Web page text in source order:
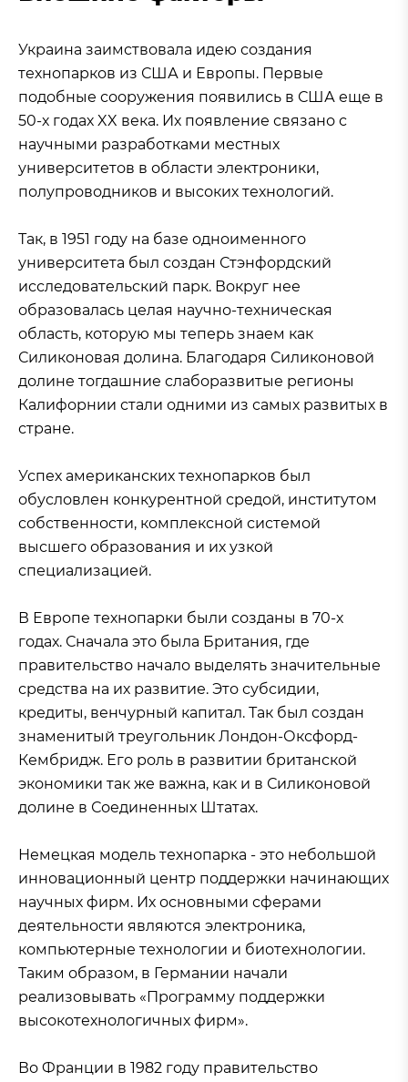
Украина заимствовала идею создания
технопарков из США и Европы. Первые
подобные сооружения появились в США еще в
50-х годах XX века. Их появление связано с
научными разработками местных
университетов в области электроники,
полупроводников и высоких технологий.
Так, в 1951 году на базе одноименного
университета был создан Стэнфордский
исследовательский парк. Вокруг нее
образовалась целая научно-техническая
область, которую мы теперь знаем как
Силиконовая долина. Благодаря Силиконовой
долине тогдашние слаборазвитые регионы
Калифорнии стали одними из самых развитых в
стране.
Успех американских технопарков был
обусловлен конкурентной средой, институтом
собственности, комплексной системой
высшего образования и их узкой
специализацией.
В Европе технопарки были созданы в 70-х
годах. Сначала это была Британия, где
правительство начало выделять значительные
средства на их развитие. Это субсидии,
кредиты, венчурный капитал. Так был создан
знаменитый треугольник Лондон-Оксфорд-
Кембридж. Его роль в развитии британской
экономики так же важна, как и в Силиконовой
долине в Соединенных Штатах.
Немецкая модель технопарка - это небольшой
инновационный центр поддержки начинающих
научных фирм. Их основными сферами
деятельности являются электроника,
компьютерные технологии и биотехнологии.
Таким образом, в Германии начали
реализовывать «Программу поддержки
высокотехнологичных фирм».
Во Франции в 1982 году правительство